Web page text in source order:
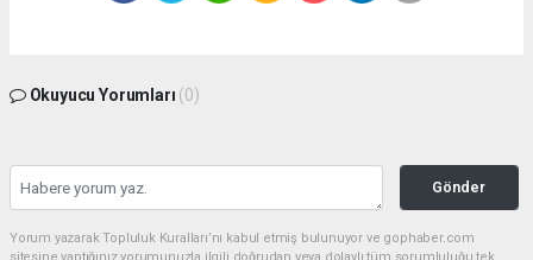
Okuyucu Yorumları (0)
Gönder
Yorum yazarak Topluluk Kuralları’nı kabul etmiş bulunuyor ve gophaber.com
sitesine yaptığınız yorumunuzla ilgili doğrudan veya dolaylı tüm sorumluluğu tek